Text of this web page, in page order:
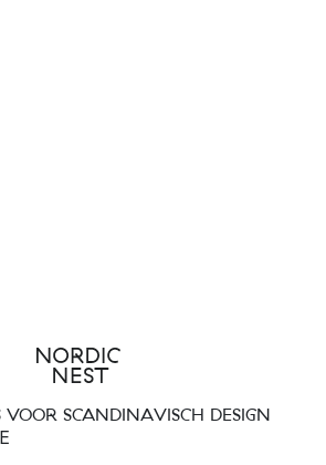
SCANDINAVISCH DESIGN